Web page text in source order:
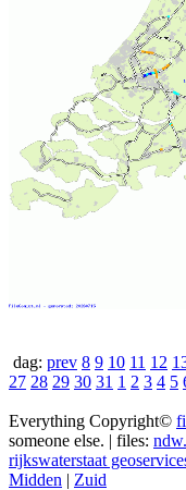
dag: prev 8 9 10 11 12
27 28 29 30 31 1 2 3 4 5
Everything Copyright©
someone else. | files:
rijkswaterstaat
Midden | Zuid